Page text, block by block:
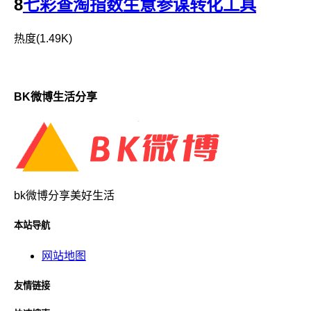
8七彩查淘指数生意参谋转化工具
热度(1.49K)
BK微博生活分享
bk微博分享美好生活
本站导航
网站地图
友情链接